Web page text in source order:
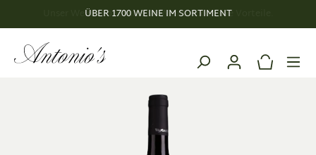
ÜBER 1700 WEINE IM SORTIMENT
Unser Weinclub: Exklusive Weine. Exklusive Vorteile.